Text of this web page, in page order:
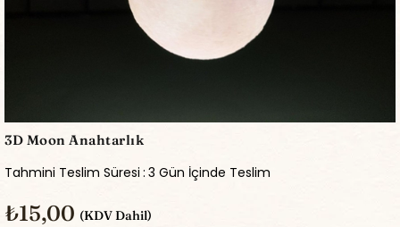
3D Moon Anahtarlık
Tahmini Teslim Süresi : 3 Gün İçinde Teslim
₺15,00 (KDV Dahil)